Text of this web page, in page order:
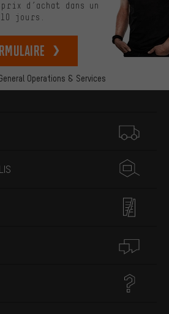
Operations & Services
d’achat dans un
jours.